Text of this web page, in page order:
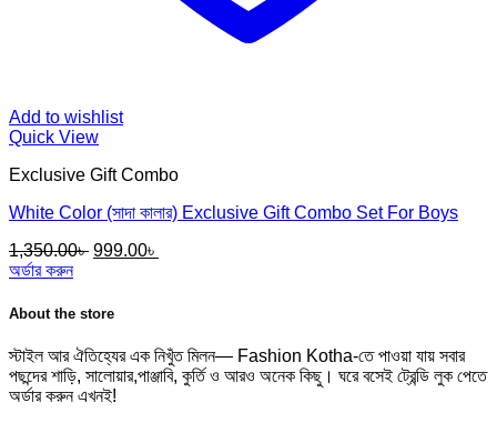
Add to wishlist
Quick View
Exclusive Gift Combo
White Color (সাদা কালার) Exclusive Gift Combo Set For Boys
1,350.00৳ Original
1,350.00৳ .
999.00৳
অর্ডার করুন
About the store
স্টাইল আর ঐতিহ্যের এক নিখুঁত মিলন— Fashion Kotha-তে পাওয়া যায় সবার
পছন্দের শাড়ি, সালোয়ার,পাঞ্জাবি, কুর্তি ও আরও অনেক কিছু। ঘরে বসেই ট্রেন্ডি লুক পেতে
অর্ডার করুন এখনই!